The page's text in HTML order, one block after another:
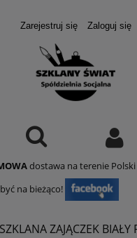
Zarejestruj się Zaloguj się
dostawa na terenie
na bieżąco!
ZAJĄCZEK BIAŁY